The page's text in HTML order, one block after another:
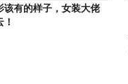
该有的样子，女装大佬